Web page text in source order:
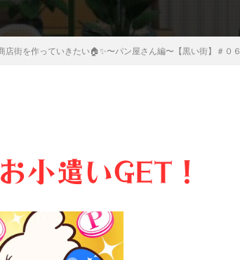
店街を作っていきたい🏠✨〜パン屋さん編〜【黒い街】＃０６